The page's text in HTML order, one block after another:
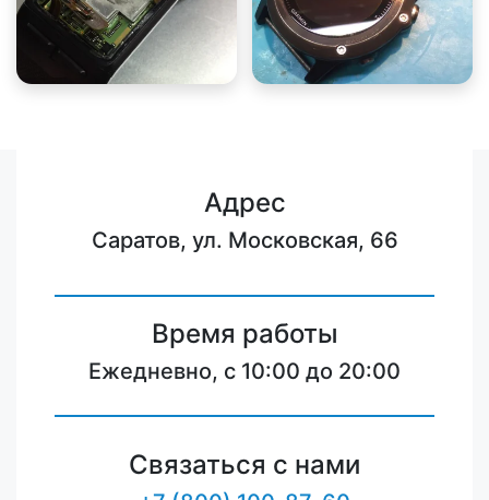
Адрес
Саратов, ул. Московская, 66
Время работы
Ежедневно, с 10:00 до 20:00
Связаться с нами